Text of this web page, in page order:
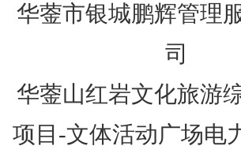
华蓥市银城鹏辉管理
司
华蓥山红岩文化旅游
项目 -文体活动广场电